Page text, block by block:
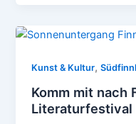
Kunst & Kultur,
Komm mit nach
Literaturfestival